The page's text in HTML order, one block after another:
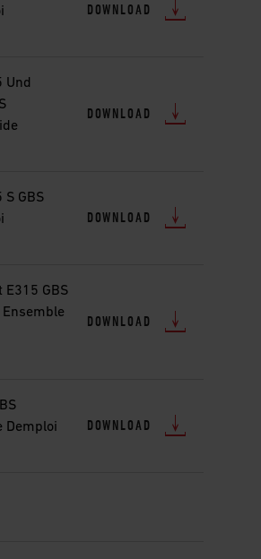
DOWNLOAD
Und
DOWNLOAD
S GBS
DOWNLOAD
E315 GBS
DOWNLOAD
Demploi
DOWNLOAD